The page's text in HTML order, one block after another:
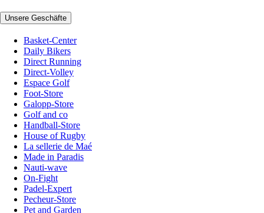
Unsere Geschäfte
Basket-Center
Daily Bikers
Direct Running
Direct-Volley
Espace Golf
Foot-Store
Galopp-Store
Golf and co
Handball-Store
House of Rugby
La sellerie de Maé
Made in Paradis
Nauti-wave
On-Fight
Padel-Expert
Pecheur-Store
Pet and Garden